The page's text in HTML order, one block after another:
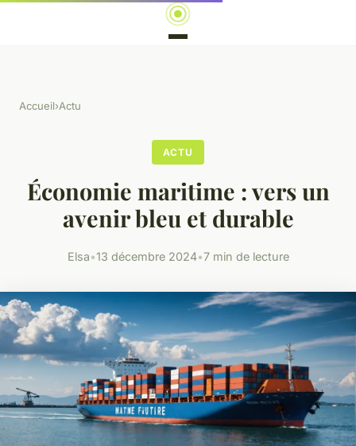
Accueil›Actu
ACTU
Économie maritime : vers un
avenir bleu et durable
Elsa•13 décembre 2024•7 min de lecture